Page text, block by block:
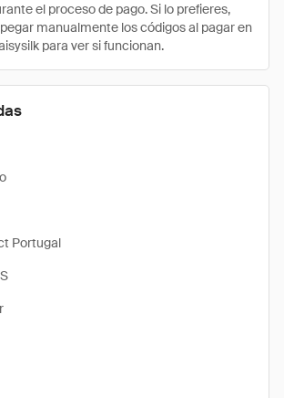
Portugal
el proceso de pago. Si lo prefieres,
manualmente los códigos al pagar en
para ver si funcionan.